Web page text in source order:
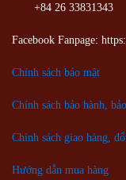
+84 26 33831343
Facebook Fanpage:
Chính sách bảo mật
Chính sách bảo hành,
Chính sách giao hàng,
Hướng dẫn mua hàng